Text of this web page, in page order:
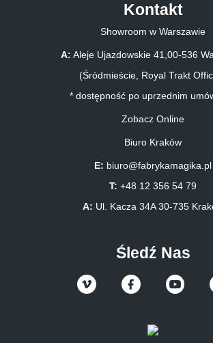
Kontakt
Showroom w Warszawie
A: Aleje Ujazdowskie 41,00-536
(Śródmieście, Royal Trakt
* dostępność po uprzednim
Zobacz Online
Biuro Kraków
E: biuro@fabrykamagika.pl
T: +48 12 356 54 79
A: Ul. Kacza 34A 30-735
Śledź Nas